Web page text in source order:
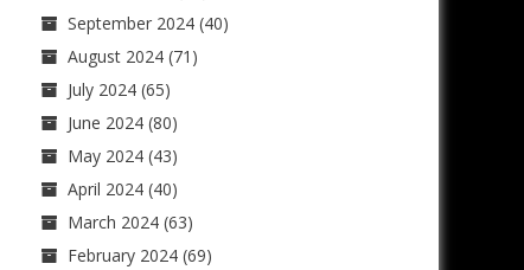
September 2024(40)
August 2024(71)
July 2024(65)
June 2024(80)
May 2024(43)
April 2024(40)
March 2024(63)
February 2024(69)